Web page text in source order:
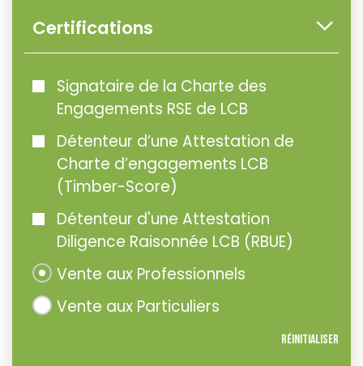
Certifications
Signataire de la Charte des
Engagements RSE de LCB
Détenteur d’une Attestation de
Charte d’engagements LCB
(Timber-Score)
Détenteur d'une Attestation
Diligence Raisonnée LCB (RBUE)
Vente aux Professionnels
Vente aux Particuliers
Réinitialiser